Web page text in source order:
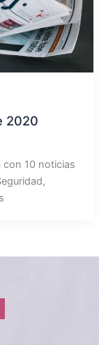
2020
con 10 noticias